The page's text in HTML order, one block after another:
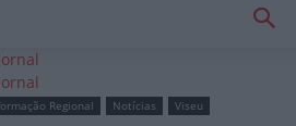
Regional Notícias Viseu